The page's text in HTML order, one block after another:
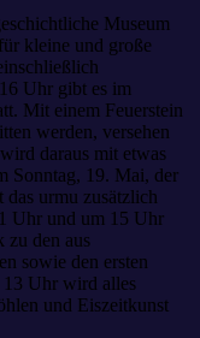
Museum
kleine und große
Uhr gibt es im
Mit einem Feuerstein
werden, versehen
daraus mit etwas
Sonntag, 19. Mai, der
das urmu zusätzlich
Uhr und um 15 Uhr
zu den aus
sowie den ersten
13 Uhr wird alles
und Eiszeitkunst